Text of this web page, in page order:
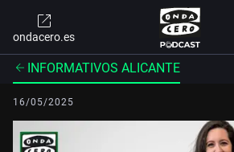
ondacero.es
INFORMATIVOS ALICANTE
16/05/2025